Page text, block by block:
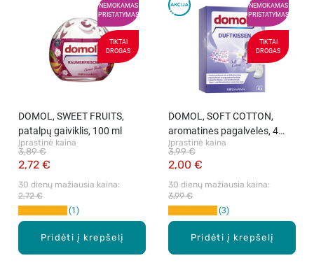
NEMOKAMAS
PRISTATYMAS
TIKTAI
DROGAS
Pridėti į krepšelį
DOMOL, SWEET FRUITS,
patalpų gaiviklis, 100 ml
Įprastinė kaina
2,72 €
3,89 €
30 dienų mažiausia kaina:
2,72 €
1
NEMOKAMAS
PRISTATYMAS
TIKTAI
DROGAS
Pridėti į krepšelį
DOMOL, SOFT COTTON,
aromatinės pagalvėlės, 4
vnt.
Įprastinė kaina
2,00 €
3,99 €
30 dienų mažiausia kaina:
3,99 €
3